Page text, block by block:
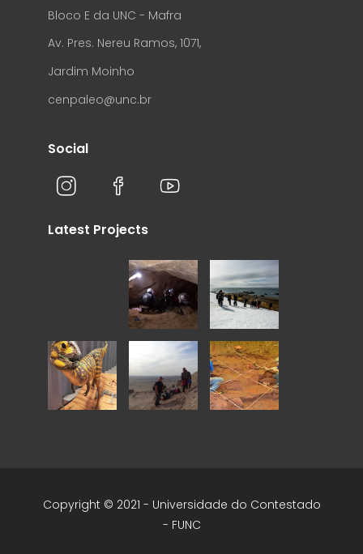
Bloco E da UNC - Mafra
Av. Pres. Nereu Ramos, 1071,
Jardim Moinho
cenpaleo@unc.br
Social
Latest Projects
Copyright © 2021 - Universidade do Contestado
- FUNC